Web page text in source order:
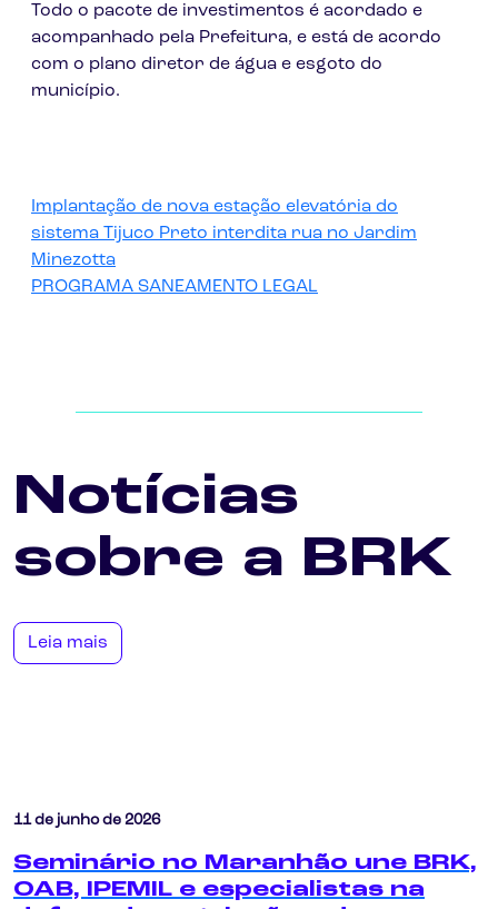
Todo o pacote de investimentos é acordado e
acompanhado pela Prefeitura, e está de acordo
com o plano diretor de água e esgoto do
município.
Implantação de nova estação elevatória do
sistema Tijuco Preto interdita rua no Jardim
Minezotta
PROGRAMA SANEAMENTO LEGAL
Notícias
sobre a BRK
Leia mais
11 de junho de 2026
Seminário no Maranhão une BRK,
OAB, IPEMIL e especialistas na